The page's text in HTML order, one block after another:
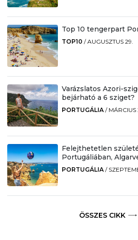
Top 10 tengerpart
TOP10 /AUGUSZTUS 29.
Varázslatos Azori-
bejárható a 6 sziget?
PORTUGÁLIA / MÁRCIUS
Felejthetetlen
Portugáliában,
PORTUGÁLIA /
ÖSSZES CIKK